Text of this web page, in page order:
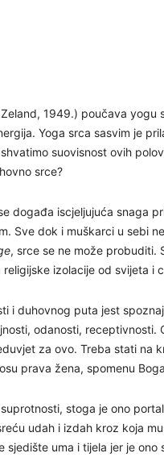
1949.) poučava yogu
Yoga srca sasvim je
suovisnost ovih
srce?
događa iscjeljujuća snaga
Sve dok i muškarci u sebi
, srce se ne može probuditi.
religijske izolacije od svijeta i
i duhovnog puta jest
odanosti,
za ovo. Treba stati na
prava žena, spomenu
stoga je ono
udah i izdah kroz koja
sjedište uma i tijela jer je